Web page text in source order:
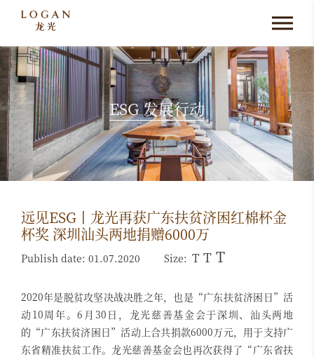
ESG 发展行动
远见ESG丨龙光再获广东扶贫济困红棉杯金
杯奖 深圳汕头两地捐赠6000万
Publish date: 01.07.2020 Size: T T T
2020年是脱贫攻坚决战决胜之年，也是“广东扶贫济困日”活
动10周年。6月30日，龙光慈善基金会于深圳、汕头两地
的“广东扶贫济困日”活动上合共捐款6000万元，用于支持广
东省精准扶贫工作。龙光慈善基金会也再次获得了“广东省扶